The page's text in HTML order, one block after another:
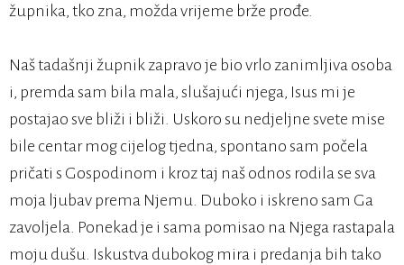
župnika, tko zna, možda vrijeme brže prođe.
Naš tadašnji župnik zapravo je bio vrlo zanimljiva osoba
i, premda sam bila mala, slušajući njega, Isus mi je
postajao sve bliži i bliži. Uskoro su nedjeljne svete mise
bile centar mog cijelog tjedna, spontano sam počela
pričati s Gospodinom i kroz taj naš odnos rodila se sva
moja ljubav prema Njemu. Duboko i iskreno sam Ga
zavoljela. Ponekad je i sama pomisao na Njega rastapala
moju dušu. Iskustva dubokog mira i predanja bih tako